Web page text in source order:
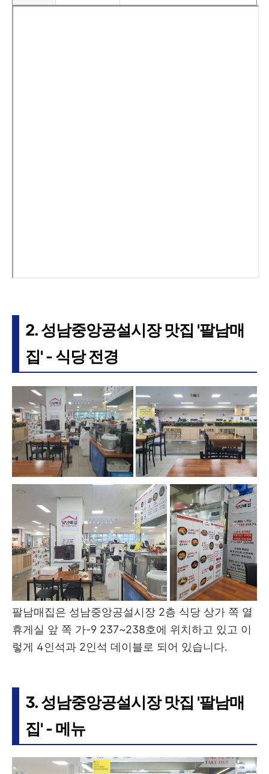
2. 성남중앙공설시장 맛집 '팔남매
집' - 식당 전경
팔남매집은 성남중앙공설시장 2층 식당 상가 쪽 열
휴게실 앞 쪽 가-9 237~238호에 위치하고 있고 이
렇게 4인석과 2인석 데이블로 되어 있습니다.
3. 성남중앙공설시장 맛집 '팔남매
집' - 메뉴